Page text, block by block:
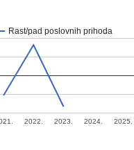
Rast/pad poslovnih prihoda
2022. 2023. 2024. 2025.